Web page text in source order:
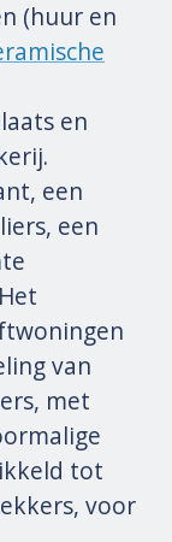
(huur en
en
een
een
van
met
tot
voor